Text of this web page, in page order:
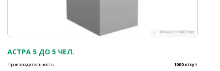
АСТРА 5 ДО 5 ЧЕЛ.
Производительность: 1000 л/сут